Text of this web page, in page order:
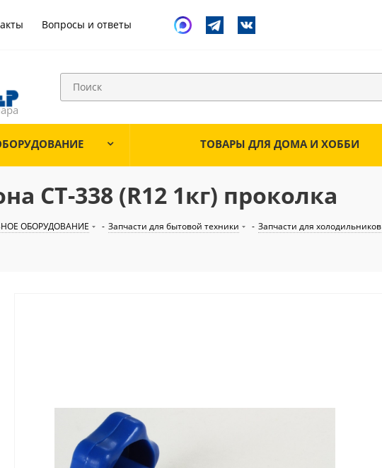
Вопросы и ответы
ТОВАРЫ ДЛЯ ДОМА И ХОББИ
СТ-338 (R12 1кг) проколка
ОБОРУДОВАНИЕ - Запчасти для бытовой техники - Запчасти для холодильников